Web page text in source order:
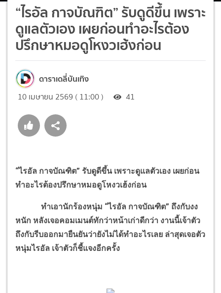
“ไรอัล กาจบัณฑิต” รับดูดีขึ้น เพราะ
ดูแลตัวเอง เผยก่อนทำอะไรต้อง
ปรึกษาหมอดูโหงวเฮ้งก่อน
ดาราเดลี่บันเทิง
10 เมษายน 2569 ( 11:00 ) 41
“ไรอัล กาจบัณฑิต” รับดูดีขึ้น เพราะดูแลตัวเอง เผยก่อน
ทำอะไรต้องปรึกษาหมอดูโหงวเฮ้งก่อน
ทำเอานักร้องหนุ่ม “ไรอัล กาจบัณฑิต” ถึงกับงง
หนัก หลังเจอคอมเมนต์ทักว่าหน้าเก่าดีกว่า งานนี้เจ้าตัว
ถึงกับรีบออกมายืนยันว่ายังไม่ได้ทำอะไรเลย ล่าสุดเจอตัว
หนุ่มไรอัล เจ้าตัวก็ชี้แจงอีกครั้ง